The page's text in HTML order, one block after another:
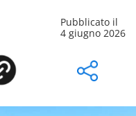
Pubblicato il
4 giugno 2026